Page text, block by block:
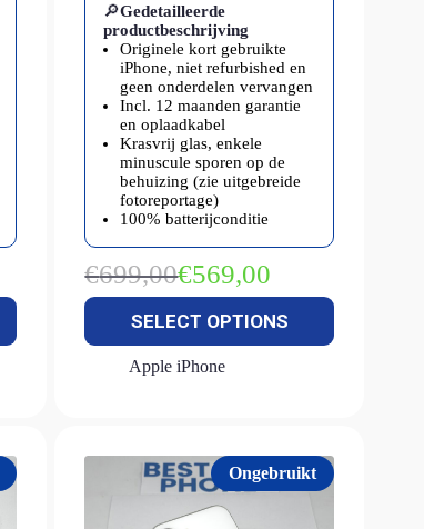
🔎Gedetailleerde
productbeschrijving
Originele kort gebruikte
iPhone, niet refurbished en
geen onderdelen vervangen
Incl. 12 maanden garantie
en oplaadkabel
Krasvrij glas, enkele
minuscule sporen op de
behuizing (zie uitgebreide
fotoreportage)
100% batterijconditie
€699,00Oorspronkelijke
prijs
was:
€699,00.
€569,00
Huidige
prijs
is:
€569,00.
SELECT OPTIONS
Apple iPhone
Ongebruikt